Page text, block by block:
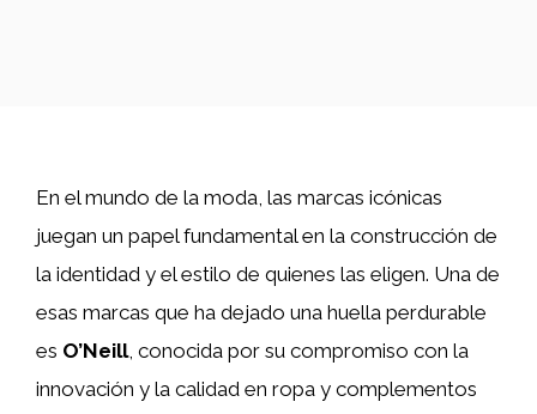
En el mundo de la moda, las marcas icónicas
juegan un papel fundamental en la construcción de
la identidad y el estilo de quienes las eligen. Una de
esas marcas que ha dejado una huella perdurable
es O’Neill, conocida por su compromiso con la
innovación y la calidad en ropa y complementos